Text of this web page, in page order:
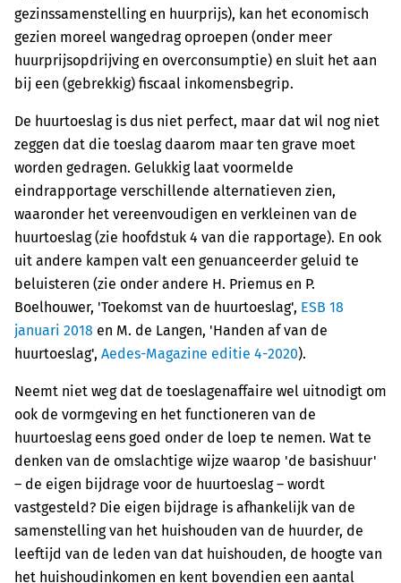
gezinssamenstelling en huurprijs), kan het economisch
gezien moreel wangedrag oproepen (onder meer
huurprijsopdrijving en overconsumptie) en sluit het aan
bij een (gebrekkig) fiscaal inkomensbegrip.
De huurtoeslag is dus niet perfect, maar dat wil nog niet
zeggen dat die toeslag daarom maar ten grave moet
worden gedragen. Gelukkig laat voormelde
eindrapportage verschillende alternatieven zien,
waaronder het vereenvoudigen en verkleinen van de
huurtoeslag (zie hoofdstuk 4 van die rapportage). En ook
uit andere kampen valt een genuanceerder geluid te
beluisteren (zie onder andere H. Priemus en P.
Boelhouwer, 'Toekomst van de huurtoeslag', ESB 18
januari 2018 en M. de Langen, 'Handen af van de
huurtoeslag', Aedes-Magazine editie 4-2020).
Neemt niet weg dat de toeslagenaffaire wel uitnodigt om
ook de vormgeving en het functioneren van de
huurtoeslag eens goed onder de loep te nemen. Wat te
denken van de omslachtige wijze waarop 'de basishuur'
– de eigen bijdrage voor de huurtoeslag – wordt
vastgesteld? Die eigen bijdrage is afhankelijk van de
samenstelling van het huishouden van de huurder, de
leeftijd van de leden van dat huishouden, de hoogte van
het huishoudinkomen en kent bovendien een aantal